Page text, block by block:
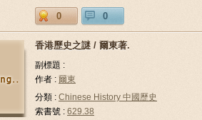
0 0
香港歷史之謎 / 爾東著.
副標題 :
作者 : 爾東
分類 : Chinese History 中國歷史
索書號 : 629.38